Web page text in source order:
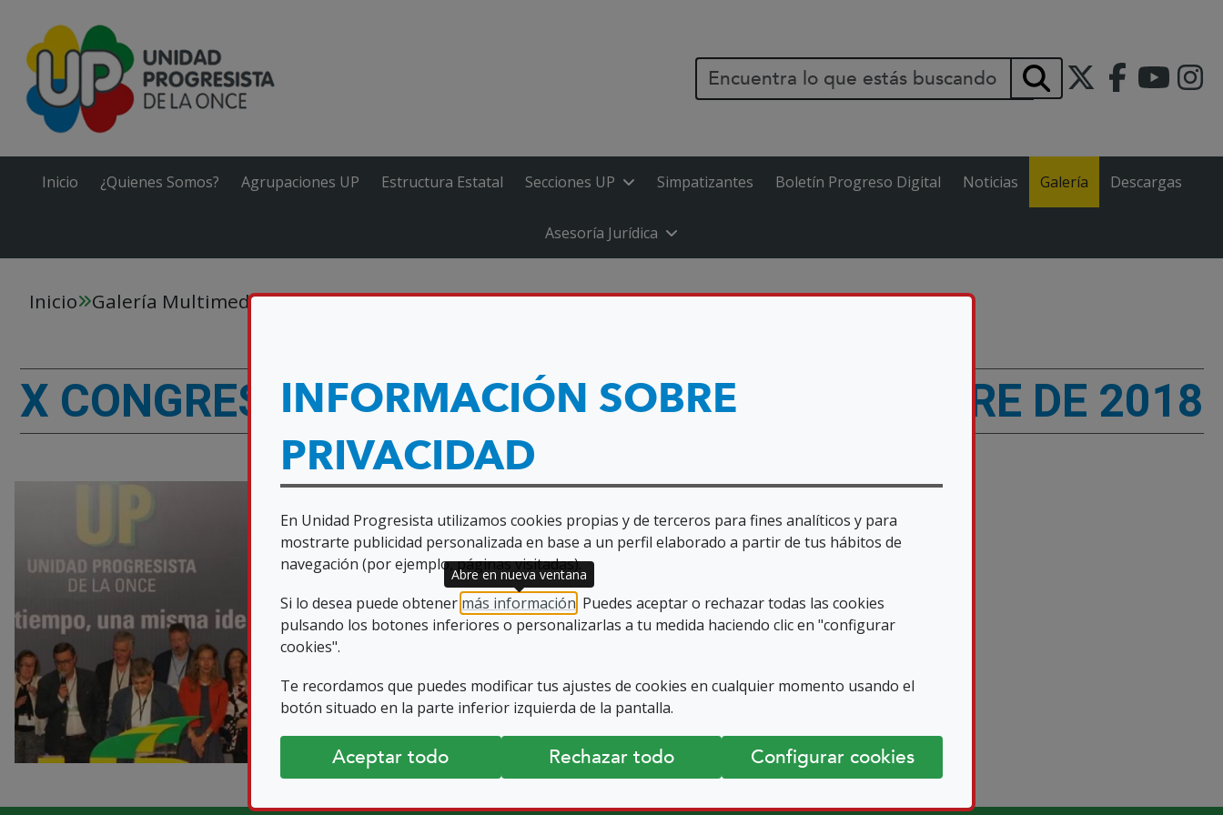
INFORMACIÓN SOBRE
PRIVACIDAD
En Unidad Progresista utilizamos cookies propias y de terceros para fines analíticos y para
mostrarte publicidad personalizada en base a un perfil elaborado a partir de tus hábitos de
navegación (por ejemplo, páginas visitadas).
Si lo desea puede obtener más información . Puedes aceptar o rechazar todas las cookies
pulsando los botones inferiores o personalizarlas a tu medida haciendo clic en "configurar
cookies".
Te recordamos que puedes modificar tus ajustes de cookies en cualquier momento usando el
botón situado en la parte inferior izquierda de la pantalla.
Aceptar todo Rechazar todo Configurar cookies
Abre en nueva ventana
Buscar
Inicio ¿Quienes Somos? Agrupaciones UP Estructura Estatal Secciones UP Simpatizantes Boletín Progreso Digital Noticias Galería Descargas
Asesoría Jurídica
Inicio Galería Multimedia X CONGRESO ESTATAL DE UP 6 Y 7 DE OCTUBRE DE 2018
X CONGRESO ESTATAL DE UP 6 Y 7 DE OCTUBRE DE 2018